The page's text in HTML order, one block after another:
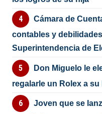
Cámara de
contables y
Superintendencia de
Don Miguelo le
regalarle un Rolex a su
Joven que se